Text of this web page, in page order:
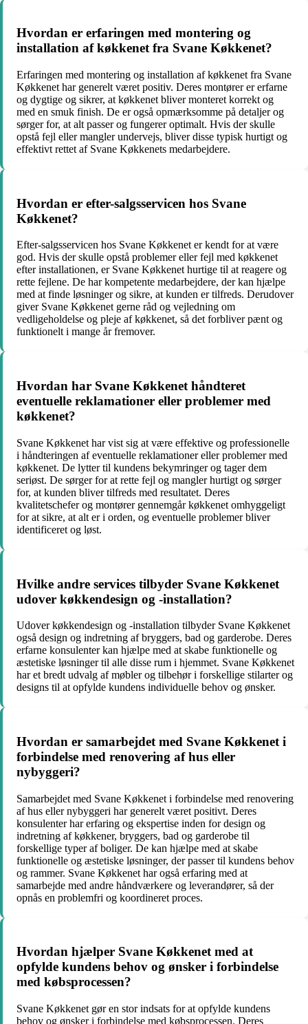
Hvordan er erfaringen med montering og
installation af køkkenet fra Svane Køkkenet?
Erfaringen med montering og installation af køkkenet fra Svane
Køkkenet har generelt været positiv. Deres montører er erfarne
og dygtige og sikrer, at køkkenet bliver monteret korrekt og
med en smuk finish. De er også opmærksomme på detaljer og
sørger for, at alt passer og fungerer optimalt. Hvis der skulle
opstå fejl eller mangler undervejs, bliver disse typisk hurtigt og
effektivt rettet af Svane Køkkenets medarbejdere.
Hvordan er efter-salgsservicen hos Svane
Køkkenet?
Efter-salgsservicen hos Svane Køkkenet er kendt for at være
god. Hvis der skulle opstå problemer eller fejl med køkkenet
efter installationen, er Svane Køkkenet hurtige til at reagere og
rette fejlene. De har kompetente medarbejdere, der kan hjælpe
med at finde løsninger og sikre, at kunden er tilfreds. Derudover
giver Svane Køkkenet gerne råd og vejledning om
vedligeholdelse og pleje af køkkenet, så det forbliver pænt og
funktionelt i mange år fremover.
Hvordan har Svane Køkkenet håndteret
eventuelle reklamationer eller problemer med
køkkenet?
Svane Køkkenet har vist sig at være effektive og professionelle
i håndteringen af eventuelle reklamationer eller problemer med
køkkenet. De lytter til kundens bekymringer og tager dem
seriøst. De sørger for at rette fejl og mangler hurtigt og sørger
for, at kunden bliver tilfreds med resultatet. Deres
kvalitetschefer og montører gennemgår køkkenet omhyggeligt
for at sikre, at alt er i orden, og eventuelle problemer bliver
identificeret og løst.
Hvilke andre services tilbyder Svane Køkkenet
udover køkkendesign og -installation?
Udover køkkendesign og -installation tilbyder Svane Køkkenet
også design og indretning af bryggers, bad og garderobe. Deres
erfarne konsulenter kan hjælpe med at skabe funktionelle og
æstetiske løsninger til alle disse rum i hjemmet. Svane Køkkenet
har et bredt udvalg af møbler og tilbehør i forskellige stilarter og
designs til at opfylde kundens individuelle behov og ønsker.
Hvordan er samarbejdet med Svane Køkkenet i
forbindelse med renovering af hus eller
nybyggeri?
Samarbejdet med Svane Køkkenet i forbindelse med renovering
af hus eller nybyggeri har generelt været positivt. Deres
konsulenter har erfaring og ekspertise inden for design og
indretning af køkkener, bryggers, bad og garderobe til
forskellige typer af boliger. De kan hjælpe med at skabe
funktionelle og æstetiske løsninger, der passer til kundens behov
og rammer. Svane Køkkenet har også erfaring med at
samarbejde med andre håndværkere og leverandører, så der
opnås en problemfri og koordineret proces.
Hvordan hjælper Svane Køkkenet med at
opfylde kundens behov og ønsker i forbindelse
med købsprocessen?
Svane Køkkenet gør en stor indsats for at opfylde kundens
behov og ønsker i forbindelse med købsprocessen. Deres